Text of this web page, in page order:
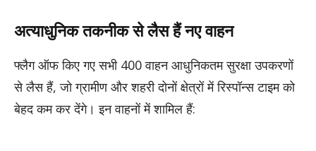
​अत्याधुनिक तकनीक से लैस हैं नए वाहन
​फ्लैग ऑफ किए गए सभी 400 वाहन आधुनिकतम सुरक्षा उपकरणों
से लैस हैं, जो ग्रामीण और शहरी दोनों क्षेत्रों में रिस्पॉन्स टाइम को
बेहद कम कर देंगे। इन वाहनों में शामिल हैं: